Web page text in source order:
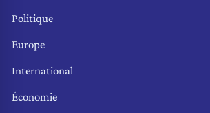
Politique
Europe
International
Économie